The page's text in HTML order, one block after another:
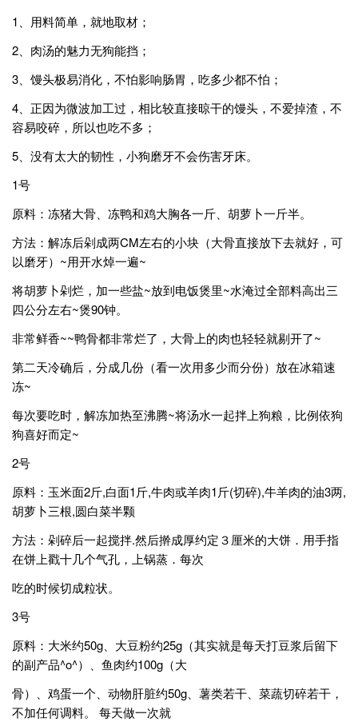
1、用料简单，就地取材；
2、肉汤的魅力无狗能挡；
3、馒头极易消化，不怕影响肠胃，吃多少都不怕；
4、正因为微波加工过，相比较直接晾干的馒头，不爱掉渣，不
容易咬碎，所以也吃不多；
5、没有太大的韧性，小狗磨牙不会伤害牙床。
1号
原料：冻猪大骨、冻鸭和鸡大胸各一斤、胡萝卜一斤半。
方法：解冻后剁成两CM左右的小块（大骨直接放下去就好，可
以磨牙）~用开水焯一遍~
将胡萝卜剁烂，加一些盐~放到电饭煲里~水淹过全部料高出三
四公分左右~煲90钟。
非常鲜香~~鸭骨都非常烂了，大骨上的肉也轻轻就剔开了~
第二天冷确后，分成几份（看一次用多少而分份）放在冰箱速
冻~
每次要吃时，解冻加热至沸腾~将汤水一起拌上狗粮，比例依狗
狗喜好而定~
2号
原料：玉米面2斤,白面1斤,牛肉或羊肉1斤(切碎),牛羊肉的油3两,
胡萝卜三根,圆白菜半颗
方法：剁碎后一起搅拌.然后擀成厚约定３厘米的大饼．用手指
在饼上戳十几个气孔，上锅蒸．每次
吃的时候切成粒状。
3号
原料：大米约50g、大豆粉约25g（其实就是每天打豆浆后留下
的副产品^o^）、鱼肉约100g（大
骨）、鸡蛋一个、动物肝脏约50g、薯类若干、菜蔬切碎若干，
不加任何调料。 每天做一次就